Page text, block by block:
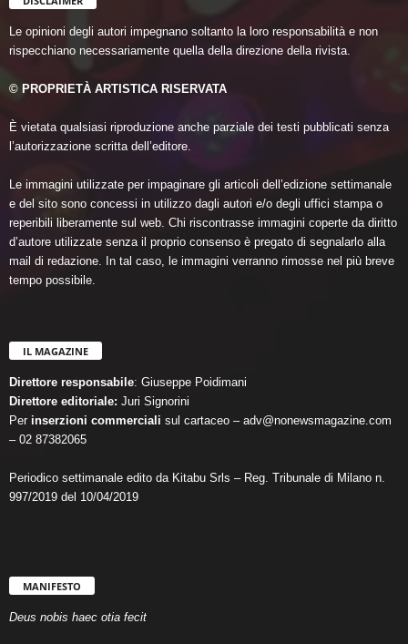
Le opinioni degli autori impegnano soltanto la loro responsabilità e non
rispecchiano necessariamente quella della direzione della rivista.
© PROPRIETÀ ARTISTICA RISERVATA
È vietata qualsiasi riproduzione anche parziale dei testi pubblicati senza
l’autorizzazione scritta dell’editore.
Le immagini utilizzate per impaginare gli articoli dell’edizione settimanale
e del sito sono concessi in utilizzo dagli autori e/o degli uffici stampa o
reperibili liberamente sul web. Chi riscontrasse immagini coperte da diritto
d’autore utilizzate senza il proprio consenso è pregato di segnalarlo alla
mail di redazione. In tal caso, le immagini verranno rimosse nel più breve
tempo possibile.
IL MAGAZINE
Direttore responsabile: Giuseppe Poidimani
Direttore editoriale: Juri Signorini
Per inserzioni commerciali sul cartaceo – adv@nonewsmagazine.com
– 02 87382065
Periodico settimanale edito da Kitabu Srls – Reg. Tribunale di Milano n.
997/2019 del 10/04/2019
MANIFESTO
Deus nobis haec otia fecit